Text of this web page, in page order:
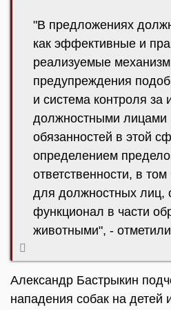
"В предложениях
как эффективные и
реализуемые
предупреждения
и система контроля за
должностными лицами
обязанностей в этой
определением
ответственности, в
для должностных
функционал в части
животными", -
Александр Бастрыкин
нападения собак на детей